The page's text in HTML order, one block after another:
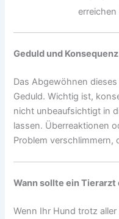
erreichen
Geduld und
Das Abgewöhnen
Geduld. Wichtig ist,
nicht unbeaufsichtigt in
lassen. Überreaktionen
Problem verschlimmern,
Wann sollte ein
Wenn Ihr Hund trotz